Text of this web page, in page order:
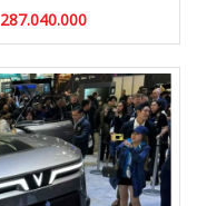
287.040.000